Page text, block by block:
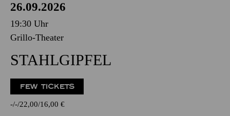
26.09.2026
19:30 Uhr
Grillo-Theater
STAHLGIPFEL
FEW TICKETS
- - 22,00 16,00 €